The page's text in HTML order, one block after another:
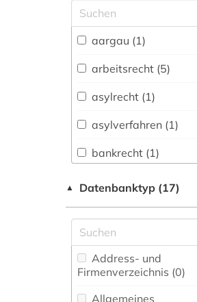
Allgemeine und
vergleichende Sprach-
und
Literaturwissenschaft.
Indogermanistik.
Außereuropäische
Sprachen und
Literaturen (0)
Anglistik.
Amerikanistik (0)
Vermessungswesen (0)
Biologie,
Biotechnologie (0)
Buch- und
aargau (1)
arbeitsrecht (5)
asylrecht (1)
asylverfahren (1)
bankrecht (1)
belgien (1)
bibliographie (1)
bundesfinanzhof (2)
bundesgericht (2)
bundesgerichtshof
▲ Datenbanktyp (17)
Address- und
Firmenverzeichnis (0)
Allgemeines